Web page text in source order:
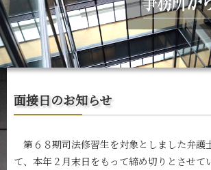
面接日のお知らせ
第６８期司法修習生を対象としました弁護
て、本年２月末日をもって締め切りとさせて